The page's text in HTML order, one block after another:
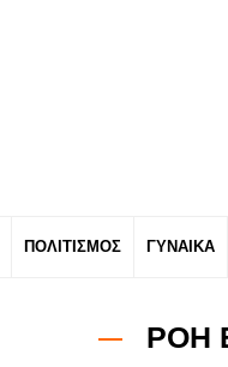
ΠΟΛΙΤΙΣΜΟΣ ΓΥΝΑΙΚΑ
ΡΟΗ